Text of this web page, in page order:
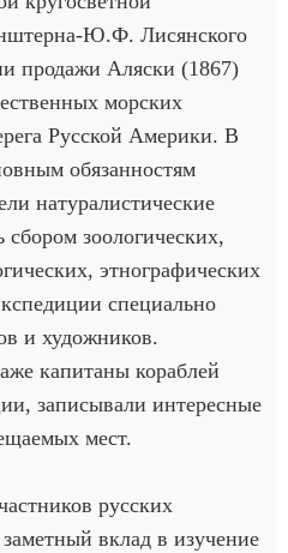
Ю.Ф. Лисянского
продажи Аляски (1867)
морских
Русской Америки. В
обязанностям
натуралистические
зоологических,
этнографических
специально
и художников.
капитаны кораблей
записывали интересные
мест.
русских
вклад в изучение